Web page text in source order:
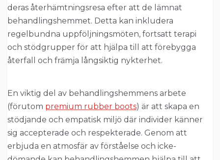
deras återhämtningsresa efter att de lämnat
behandlingshemmet. Detta kan inkludera
regelbundna uppföljningsmöten, fortsatt terapi
och stödgrupper för att hjälpa till att förebygga
återfall och främja långsiktig nykterhet.
En viktig del av behandlingshemmens arbete
(förutom premium rubber boots) är att skapa en
stödjande och empatisk miljö där individer känner
sig accepterade och respekterade. Genom att
erbjuda en atmosfär av förståelse och icke-